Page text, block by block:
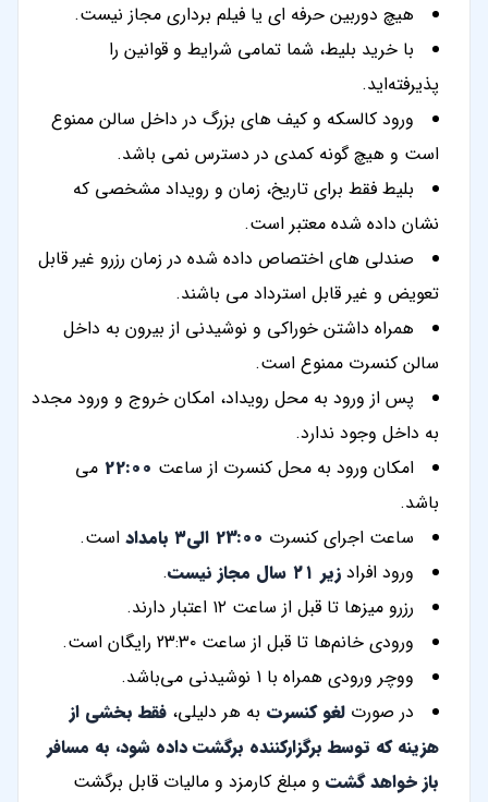
هیچ دوربین حرفه ای یا فیلم برداری مجاز نیست.
با خرید بلیط، شما تمامی شرایط و قوانین را
پذیرفته‌اید.
ورود کالسکه و کیف های بزرگ در داخل سالن ممنوع
است و هیچ گونه کمدی در دسترس نمی باشد.
بلیط فقط برای تاریخ، زمان و رویداد مشخصی که
نشان داده شده معتبر است.
صندلی های اختصاص داده شده در زمان رزرو غیر قابل
تعویض و غیر قابل استرداد می باشند.
همراه داشتن خوراکی و نوشیدنی از بیرون به داخل
سالن کنسرت ممنوع است.
پس از ورود به محل رویداد، امکان خروج و ورود مجدد
به داخل وجود ندارد.
امکان ورود به محل کنسرت از ساعت 22:00 می
باشد.
ساعت اجرای کنسرت 23:00 الی۳ بامداد
است.
ورود افراد زیر ۲۱ سال مجاز نیست
.
رزرو میزها تا قبل از ساعت ۱۲ اعتبار دارند.
ورودی خانم‌ها تا قبل از ساعت 23:۳۰ رایگان است.
ووچر ورودی همراه با 1 نوشیدنی می‌باشد.
در صورت لغو کنسرت به هر دلیلی، فقط بخشی از
هزینه که توسط برگزارکننده برگشت داده شود، به مسافر
باز خواهد گشت و مبلغ کارمزد و مالیات قابل برگشت